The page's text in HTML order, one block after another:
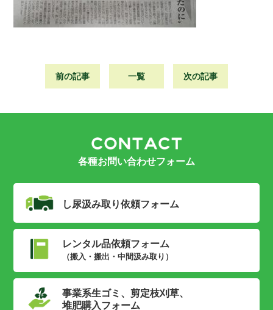
前の記事 一覧 次の記事
各種お問い合わせフォーム
し尿汲み取り依頼フォーム
レンタル品依頼フォーム
（搬入・搬出・中間汲み取り）
事業系生ゴミ、剪定枝刈草、
堆肥購入フォーム